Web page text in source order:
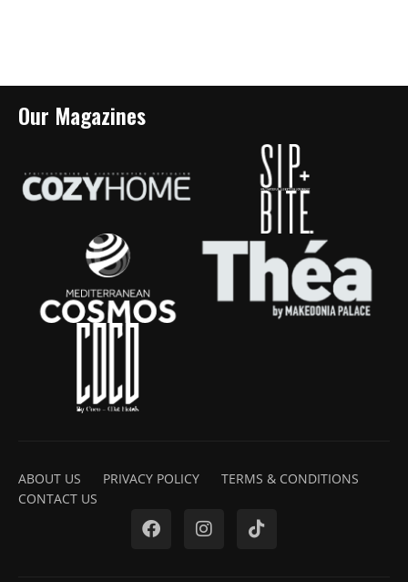
Our Magazines
ABOUT US PRIVACY POLICY
TERMS & CONDITIONS
CONTACT US